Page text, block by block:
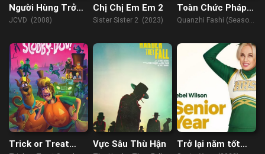
Người Hùng Trở
Lại
JCVD (2008)
Chị Chị Em Em 2
Sister Sister 2 (2023)
Toàn Chức Pháp
Sư (Phần 2)
Quanzhi Fashi (Season
Trick or Treat
Vực Sâu Thù Hận
Trở lại năm tốt